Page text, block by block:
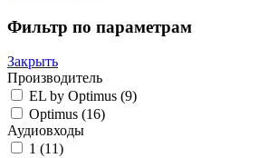
Фильтр по параметрам
Закрыть
Производитель
EL by Optimus (9)
Optimus (16)
Аудиовходы
1 (11)